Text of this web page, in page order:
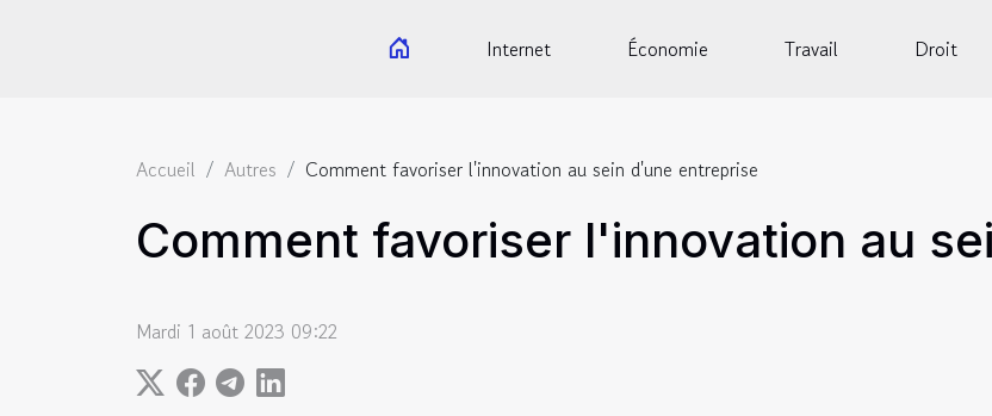
Internet Économie Travail Droit
Accueil Autres Comment favoriser l'innovation au sein d'une entreprise
Comment favoriser l'innovation au
Mardi 1 août 2023 09:22